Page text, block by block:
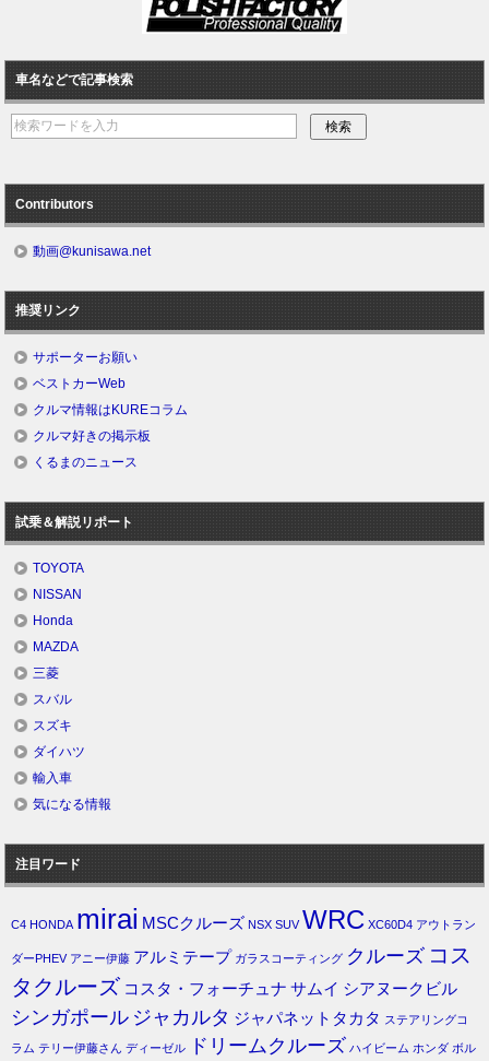
車名などで記事検索
Contributors
動画@kunisawa.net
推奨リンク
サポーターお願い
ベストカーWeb
クルマ情報はKUREコラム
クルマ好きの掲示板
くるまのニュース
試乗＆解説リポート
TOYOTA
NISSAN
Honda
MAZDA
三菱
スバル
スズキ
ダイハツ
輸入車
気になる情報
注目ワード
C4 HONDA mirai MSCクルーズ NSX SUV WRC XC60D4 アウトラン
ダーPHEV アニー伊藤 アルミテープ ガラスコーティング クルーズ コス
タクルーズ コスタ・フォーチュナ サムイ シアヌークビル
シンガポール ジャカルタ ジャパネットタカタ ステアリングコ
ラム テリー伊藤さん ディーゼル ドリームクルーズ ハイビーム ホンダ ボル